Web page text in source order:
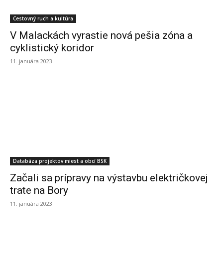
Cestovný ruch a kultúra
V Malackách vyrastie nová pešia zóna a
cyklistický koridor
11. januára 2023
Databáza projektov miest a obcí BSK
Začali sa prípravy na výstavbu električkovej
trate na Bory
11. januára 2023